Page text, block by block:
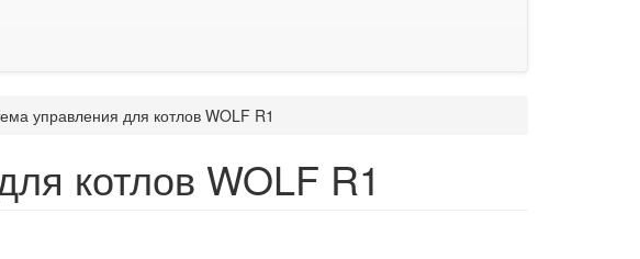
управления для котлов WOLF R1
котлов WOLF R1